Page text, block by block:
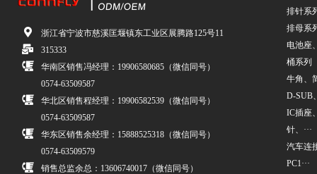
浙江省宁波市慈溪匡堰镇东工业区展腾路125号11
315333
华南区销售冯经理：19906580685（微信同号）
0574-63509587
华北区销售程经理：19906582539（微信同号）
0574-63509587
华东区销售余经理：15888525318（微信同号）
0574-63509579
销售总监余总：13606740017（微信同号）
排针系
排母系
电池座
桶系列
牛角、
D-SUB
IC插座
针、···
汽车连
PC1···